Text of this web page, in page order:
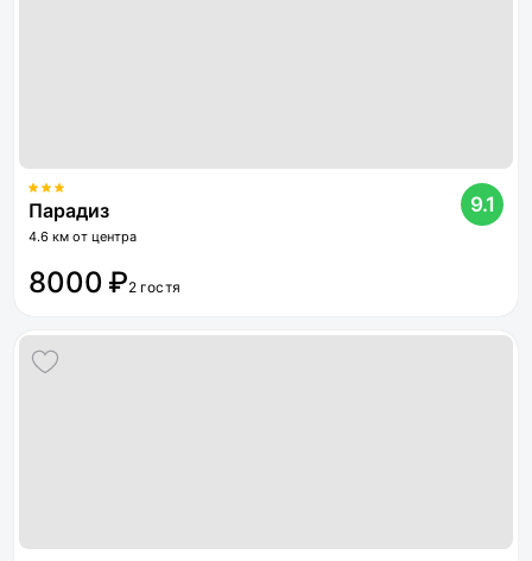
Парадиз
4.6 км от центра
9.1
8000 ₽2 гостя